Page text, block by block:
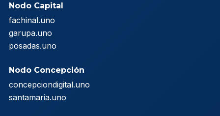
Nodo Capital
fachinal.uno
garupa.uno
posadas.uno
Nodo Concepción
concepciondigital.uno
santamaria.uno